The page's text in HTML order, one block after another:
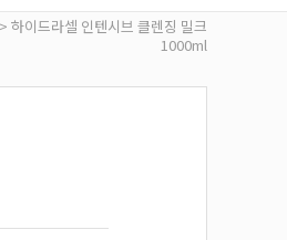
> 하이드라셀 인텐시브 클렌징 밀크
1000ml